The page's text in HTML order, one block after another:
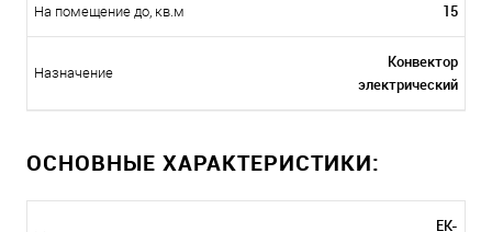
На помещение до, кв.м 15
Назначение
Конвектор
электрический
ОСНОВНЫЕ ХАРАКТЕРИСТИКИ:
EK-